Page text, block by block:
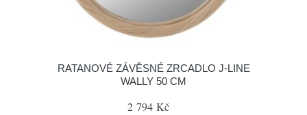
RATANOVÉ ZÁVĚSNÉ ZRCADLO J-LINE
WALLY 50 CM
2 794 Kč